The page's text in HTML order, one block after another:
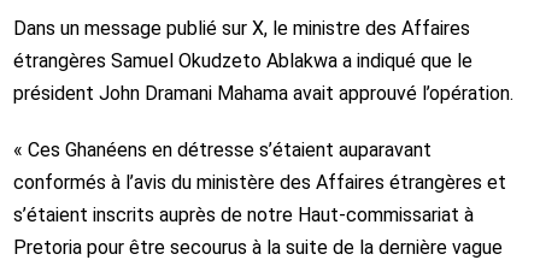
Dans un message publié sur X, le ministre des Affaires
étrangères Samuel Okudzeto Ablakwa a indiqué que le
président John Dramani Mahama avait approuvé l’opération.
« Ces Ghanéens en détresse s’étaient auparavant
conformés à l’avis du ministère des Affaires étrangères et
s’étaient inscrits auprès de notre Haut-commissariat à
Pretoria pour être secourus à la suite de la dernière vague